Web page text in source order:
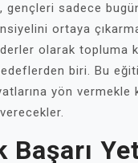
sadece
ortaya
olarak topluma
biri. Bu
yön vermekle